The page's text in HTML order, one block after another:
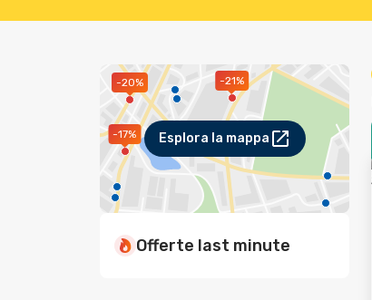
-20% -21%
-17% Esplora la mappa
Offerte last minute